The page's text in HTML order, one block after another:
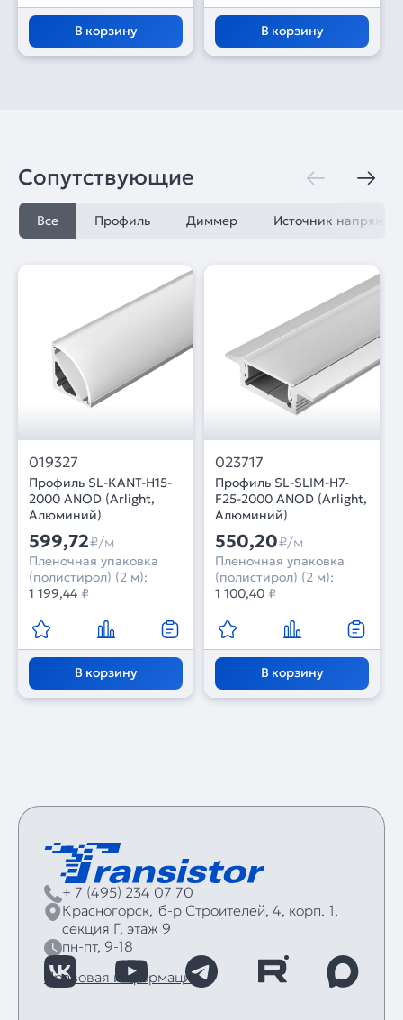
В корзину В корзину
Сопутствующие
Все Профиль Диммер Источник
019327
Профиль SL-KANT-H15-
2000 ANOD (Arlight,
Алюминий)
599,72₽/м
Пленочная упаковка
(полистирол) (2 м):
1 199,44 ₽
В корзину
023717
Профиль SL-SLIM-H7-
F25-2000 ANOD (Arlight,
Алюминий)
550,20₽/м
Пленочная упаковка
(полистирол) (2 м):
1 100,40 ₽
В корзину
+ 7 (495) 234 07 70
Красногорск, б‑р Строителей, 4, корп. 1,
секция Г, этаж 9
пн-пт, 9-18
Правовая информация